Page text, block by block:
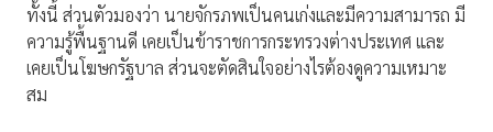
ทั้งนี้ ส่วนตัวมองว่า นายจักรภพเป็นคนเก่งและมีความสามารถ มี
ความรู้พื้นฐานดี เคยเป็นข้าราชการกระทรวงต่างประเทศ และ
เคยเป็นโฆษกรัฐบาล ส่วนจะตัดสินใจอย่างไรต้องดูความเหมาะ
สม